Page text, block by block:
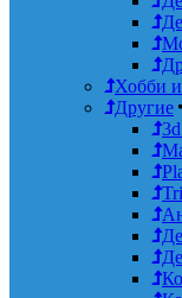
Хобби и
Другие